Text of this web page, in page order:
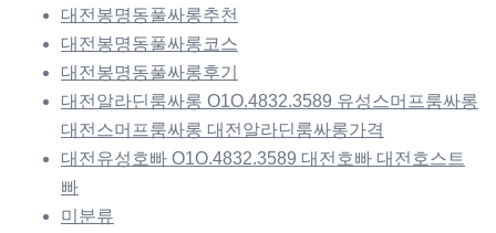
대전봉명동풀싸롱추천
대전봉명동풀싸롱코스
대전봉명동풀싸롱후기
대전알라딘룸싸롱 O1O.4832.3589 유성스머프룸싸롱
대전스머프룸싸롱 대전알라딘룸싸롱가격
대전유성호빠 O1O.4832.3589 대전호빠 대전호스트
빠
미분류